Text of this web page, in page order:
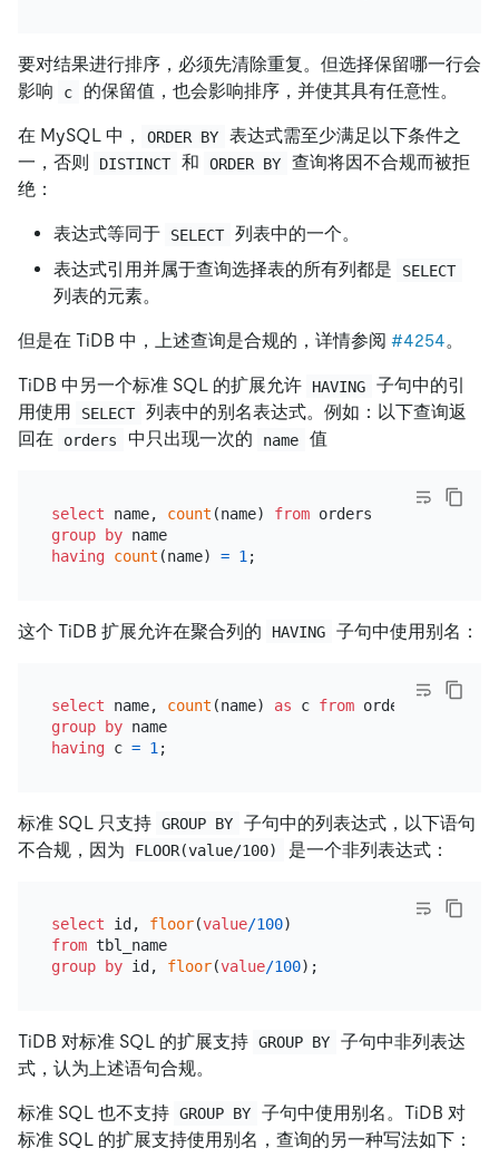
要对结果进行排序，必须先清除重复。但选择保留哪一行会
影响
c 的保留值，也会影响排序，并使其具有任意性。
在 MySQL 中， ORDER BY
表达式需至少满足以下条件之
一，否则
DISTINCT 和 ORDER BY
查询将因不合规而被拒
绝：
表达式等同于 SELECT 列表中的一个。
表达式引用并属于查询选择表的所有列都是
SELECT
列表的元素。
但是在 TiDB 中，上述查询是合规的，详情参阅 #4254。
TiDB 中另一个标准 SQL 的扩展允许 HAVING
子句中的引
用使用
SELECT 列表中的别名表达式。例如：以下查询返
回在
orders 中只出现一次的 name 值
select name, count (name) from
group
by
name
having count (name) = 1
这个 TiDB 扩展允许在聚合列的 HAVING 子句中使用别名：
select name, count (name) as c from
group
by
name
having c = 1
标准 SQL 只支持 GROUP BY
子句中的列表达式，以下语句
不合规，因为
FLOOR(value/100) 是一个非列表达式：
select id, floor(value/100
from
tbl_name
group
by id, floor(value/100
TiDB 对标准 SQL 的扩展支持 GROUP BY
子句中非列表达
式，认为上述语句合规。
标准 SQL 也不支持 GROUP BY
子句中使用别名。TiDB 对
标准 SQL 的扩展支持使用别名，查询的另一种写法如下：